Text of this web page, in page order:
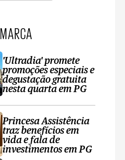
'Ultradia' promete
promoções especiais e
degustação gratuita
nesta quarta em PG
Princesa Assistência
traz benefícios em
vida e fala de
investimentos em PG